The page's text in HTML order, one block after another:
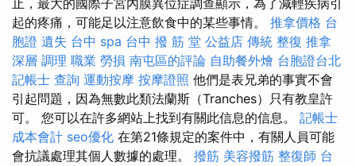
止，最大的國際子宮內膜異位症調查顯示，為了減輕疾病引
起的疼痛，可能足以注意飲食中的某些事情。 推拿價格 台
胞證 遺失 台中 spa 台中 撥 筋 堂 公益店 傳統 整復 推拿
深層 調理 職業 勞損 南屯區的評論 自助餐外燴 台胞證台北
記帳士 查詢 運動按摩 按摩證照 他們是表兄弟的事實不會
引起問題，因為無數此類法蘭斯（Tranches）只有教皇許
可。 您可以在許多網站上找到有關此信息的信息。 記帳士
成本會計 seo優化 在第21條規定的案件中，有關人員可能
會抗議處理其個人數據的處理。 撥筋 美容撥筋 整復師 台